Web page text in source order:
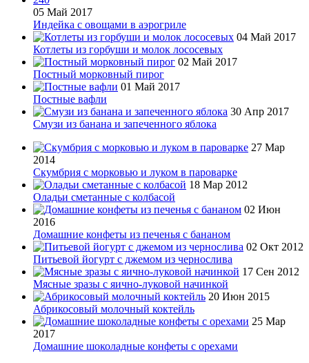
05 Май 2017
Индейка с овощами в аэрогриле
04 Май 2017
Котлеты из горбуши и молок лососевых
02 Май 2017
Постный морковный пирог
01 Май 2017
Постные вафли
30 Апр 2017
Смузи из банана и запеченного яблока
27 Мар
2014
Скумбрия с морковью и луком в пароварке
18 Мар 2012
Оладьи сметанные с колбасой
02 Июн
2016
Домашние конфеты из печенья с бананом
02 Окт 2012
Питьевой йогурт с джемом из чернослива
17 Сен 2012
Мясные зразы с яично-луковой начинкой
20 Июн 2015
Абрикосовый молочный коктейль
25 Мар
2017
Домашние шоколадные конфеты с орехами